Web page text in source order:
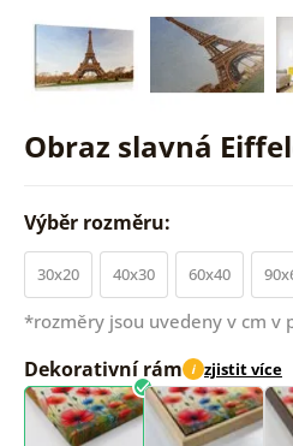
Obraz slavná
Výběr rozměru:
30x20 40x30 60x40
*rozměry jsou uvedeny v cm v
Dekorativní rám i zjistit více